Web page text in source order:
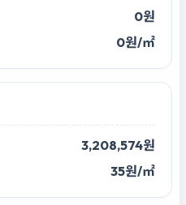
0원
0원/㎡
3,208,574원
35원/㎡